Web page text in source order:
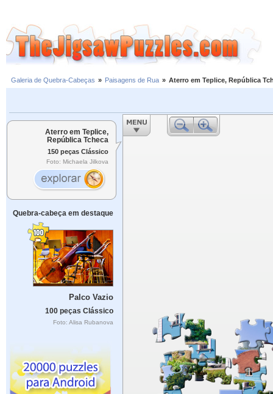
Galeria de Quebra-Cabeças » Paisagens de Rua » Aterro em Teplice, República
Aterro em Teplice,
República Tcheca
150 peças Clássico
Foto: Michaela Jilkova
Quebra-cabeça em destaque
Palco Vazio
100 peças Clássico
Foto: Alisa Rubanova